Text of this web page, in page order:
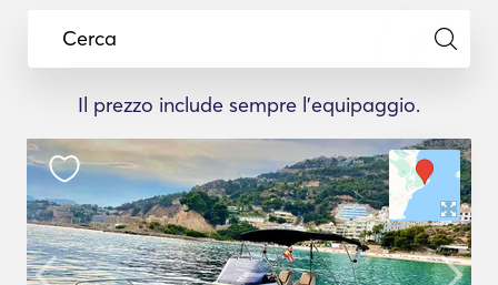
Cerca
Il prezzo include sempre l'equipaggio.